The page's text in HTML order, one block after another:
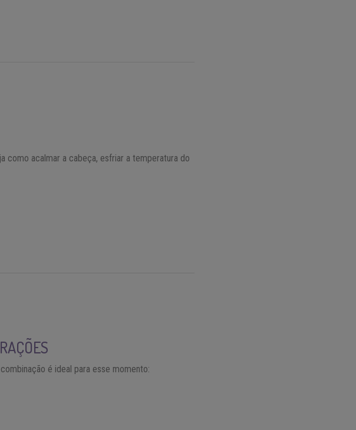
como acalmar a cabeça, esfriar a temperatura do
é ideal para esse momento: